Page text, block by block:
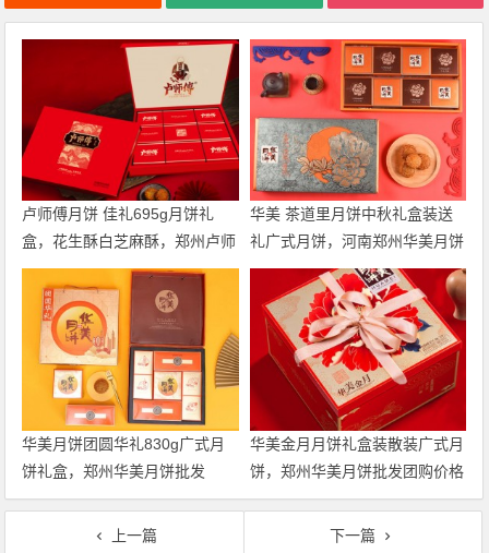
卢师傅月饼 佳礼695g月饼礼
盒，花生酥白芝麻酥，郑州卢师
傅月饼厂家总代理
华美 茶道里月饼中秋礼盒装送
礼广式月饼，河南郑州华美月饼
厂家电话
华美月饼团圆华礼830g广式月
饼礼盒，郑州华美月饼批发
华美金月月饼礼盒装散装广式月
饼，郑州华美月饼批发团购价格
上一篇
下一篇